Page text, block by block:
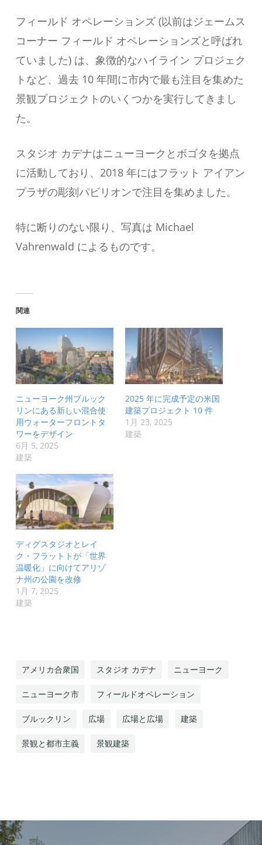
フィールド オペレーションズ (以前はジェームス
コーナー フィールド オペレーションズと呼ばれ
ていました) は、象徴的なハイライン プロジェク
トなど、過去 10 年間に市内で最も注目を集めた
景観プロジェクトのいくつかを実行してきまし
た。
スタジオ カデナはニューヨークとボゴタを拠点
に活動しており、2018 年にはフラット アイアン
プラザの彫刻パビリオンで注目を集めました。
特に断りのない限り、写真は Michael
Vahrenwald によるものです。
関連
ニューヨーク州ブルック
リンにある新しい混合使
用ウォーターフロントタ
ワーをデザイン
6月 5, 2025
建築
2025 年に完成予定の米国
建築プロジェクト 10 件
1月 23, 2025
建築
ディグスタジオとレイ
ク・フラットトが「世界
温暖化」に向けてアリゾ
ナ州の公園を改修
1月 7, 2025
建築
アメリカ合衆国 スタジオ カデナ ニューヨーク
ニューヨーク市 フィールドオペレーション
ブルックリン 広場 広場と広場 建築
景観と都市主義 景観建築